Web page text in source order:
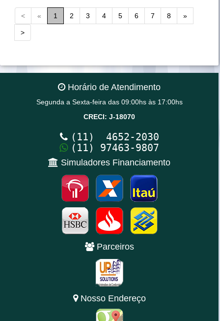
< « 1 2 3 4 5 6 7 8 »
>
Horário de Atendimento
Segunda a Sexta-feira das 09:00hs às 17:00hs
CRECI: J-18070
(11) 4652-2030
(11) 97463-9807
Simuladores Financiamento
Parceiros
Nosso Endereço